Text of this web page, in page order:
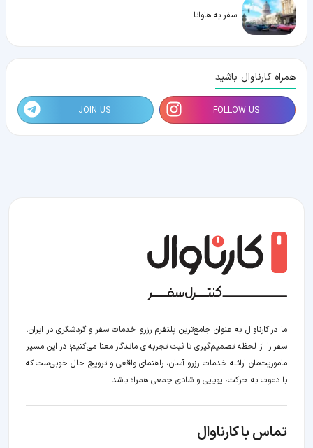
سفر به هاوانا
همراه کارناوال باشید
FOLLOW US
JOIN US
ما در کارناوال به عنوان جامع‌ترین پلتفرم رزرو خدمات سفر و گردشگری در ایران،
سفر را از لحظه‌ تصمیم‌گیری تا ثبت تجربه‌ای ماندگار معنا می‌کنیم؛ در این مسیر‍
ماموریت‌مان اراﺋــﻪ خدمات رزرو آسان، راهنمای واقعی و ترویج حال خوبی‌ست که
با دعوت به حرکت، پویایی و شادی جمعی همراه باشد.
تماس با کارناوال